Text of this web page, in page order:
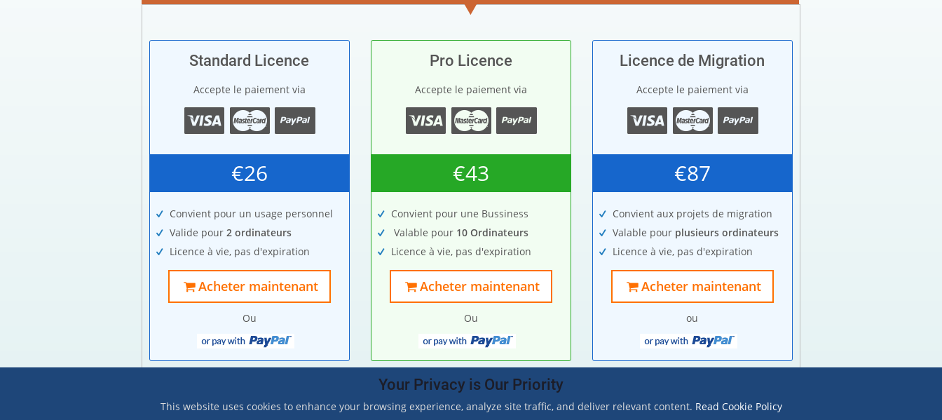
Standard Licence
Accepte le paiement via
€26
Convient pour un usage personnel
Valide pour 2 ordinateurs
Licence à vie, pas d'expiration
Acheter maintenant
Ou
Pro Licence
Accepte le paiement via
€43
Convient pour une Bussiness
Valable pour 10 Ordinateurs
Licence à vie, pas d'expiration
Acheter maintenant
Ou
Licence de Migration
Accepte le paiement via
€87
Convient aux projets de migration
Valable pour plusieurs ordinateurs
Licence à vie, pas d'expiration
Acheter maintenant
ou
Your Privacy is Our Priority
This website uses cookies to enhance your browsing experience, analyze site traffic, and deliver relevant content. Read Cookie Policy